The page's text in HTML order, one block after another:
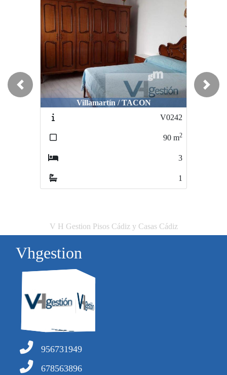
Villamartín / TACON
V0242
2
El Bosque / -
Previous Next
V H Gestion Pisos Cádiz y Casas Cádiz
Vhgestion
956731949
678563896